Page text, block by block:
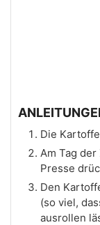
Die
Am Tag
Presse
Den
(so viel,
ausrollen